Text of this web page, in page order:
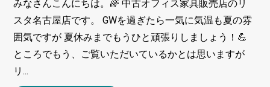
みなさんこんにちは。🌈 中古オフィス家具販売店のリ
スタ名古屋店です。 GWを過ぎたら一気に気温も夏の雰
囲気ですが 夏休みまでもうひと頑張りしましょう！💪
ところでもう、ご覧いただいているかとは思いますが
リ...